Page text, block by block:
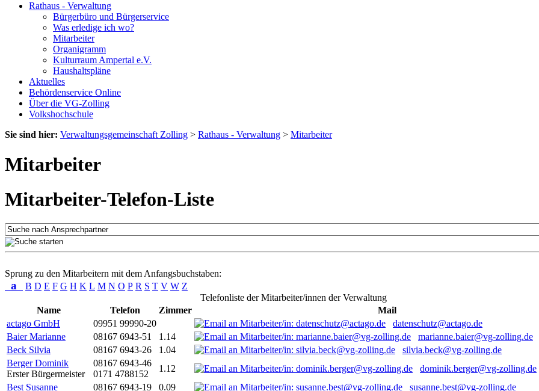
Rathaus - Verwaltung
Bürgerbüro und Bürgerservice
Was erledige ich wo?
Mitarbeiter
Organigramm
Kulturraum Ampertal e.V.
Haushaltspläne
Aktuelles
Behördenservice Online
Über die VG-Zolling
Volkshochschule
Sie sind hier: Verwaltungsgemeinschaft Zolling > Rathaus - Verwaltung > Mitarbeiter
Mitarbeiter
Mitarbeiter-Telefon-Liste
Sprung zu den Mitarbeitern mit dem Anfangsbuchstaben:
a B D E F G H K L M N O P R S T V W Z
Telefonliste der Mitarbeiter/innen der Verwaltung
Name
Telefon Zimmer
Mail
actago GmbH
09951 99990-20
datenschutz@actago.de
Baier Marianne
08167 6943-51 1.14
marianne.baier@vg-zolling.de
Beck Silvia
08167 6943-26 1.04
silvia.beck@vg-zolling.de
Berger Dominik
Erster Bürgermeister
08167 6943-46
0171 4788152
1.12
dominik.berger@vg-zolling.de
Best Susanne
08167 6943-19 0.09
susanne.best@vg-zolling.de